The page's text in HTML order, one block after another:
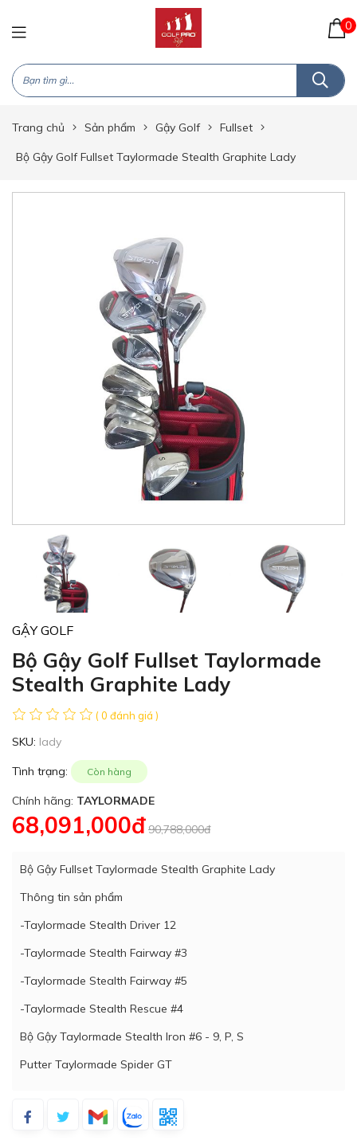
0
Trang chủ Sản phẩm Gậy Golf Fullset
Bộ Gậy Golf Fullset Taylormade Stealth Graphite Lady
GẬY GOLF
Bộ Gậy Golf Fullset Taylormade
Stealth Graphite Lady
( 0 đánh giá )
SKU: lady
Tình trạng: Còn hàng
Chính hãng: TAYLORMADE
68,091,000đ 90,788,000đ
Bộ Gậy Fullset Taylormade Stealth Graphite Lady
Thông tin sản phẩm
-Taylormade Stealth Driver 12
-Taylormade Stealth Fairway #3
-Taylormade Stealth Fairway #5
-Taylormade Stealth Rescue #4
Bộ Gậy Taylormade Stealth Iron #6 - 9, P, S
Putter Taylormade Spider GT